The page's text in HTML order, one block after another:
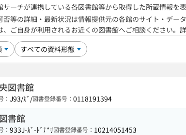
サーチが連携している各図書館等から取得した所蔵情報を表
否等の詳細・最新状況は情報提供元の各館のサイト・デ
、ご自身が利用されるお近くの図書館へご相談ください。
図書館
： J93/ｶﾞ/図書登録番号： 0118191394
書館
： 933J-ｶﾞ-ﾄﾞﾅ*ｻ図書登録番号： 10214051453